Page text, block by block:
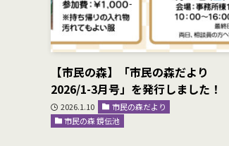
【市民の森】「市民の森だより
2026/1-3月号」を発行しました！
2026.1.10
市民の森だより
市民の森 鏡伝池